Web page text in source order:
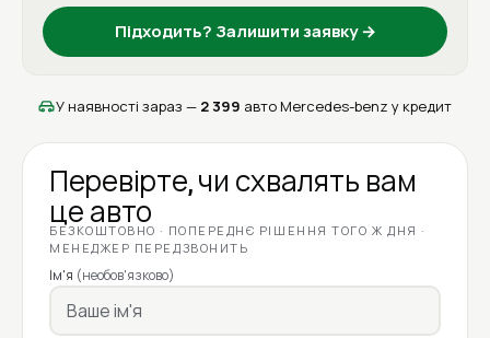
Підходить? Залишити заявку →
У наявності зараз — 2 399 авто Mercedes-benz у кредит
Перевірте, чи схвалять вам
це авто
БЕЗКОШТОВНО · ПОПЕРЕДНЄ РІШЕННЯ ТОГО Ж ДНЯ ·
МЕНЕДЖЕР ПЕРЕДЗВОНИТЬ
Ім'я (необов'язково)